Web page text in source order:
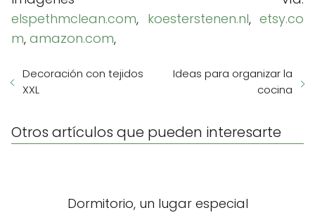
elspethmclean.com, koesterstenen.nl, etsy.co
m, amazon.com,
Decoración con tejidos
XXL
Ideas para organizar la
cocina
Otros artículos que pueden interesarte
Dormitorio, un lugar especial